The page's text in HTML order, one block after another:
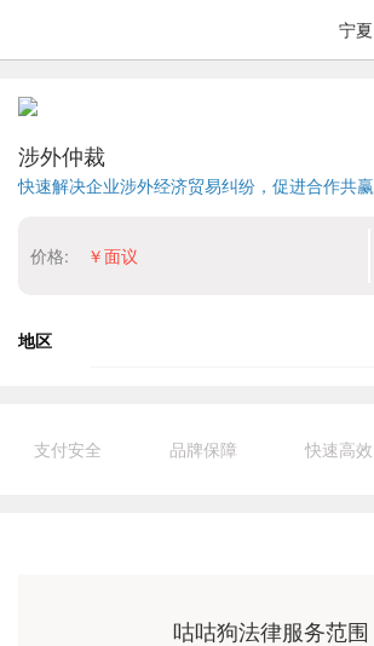
宁夏
涉外仲裁
快速解决企业涉外经济贸易纠纷，促进合作共赢
价格: ￥面议
地区
支付安全 品牌保障 快速高效
咕咕狗法律服务范围